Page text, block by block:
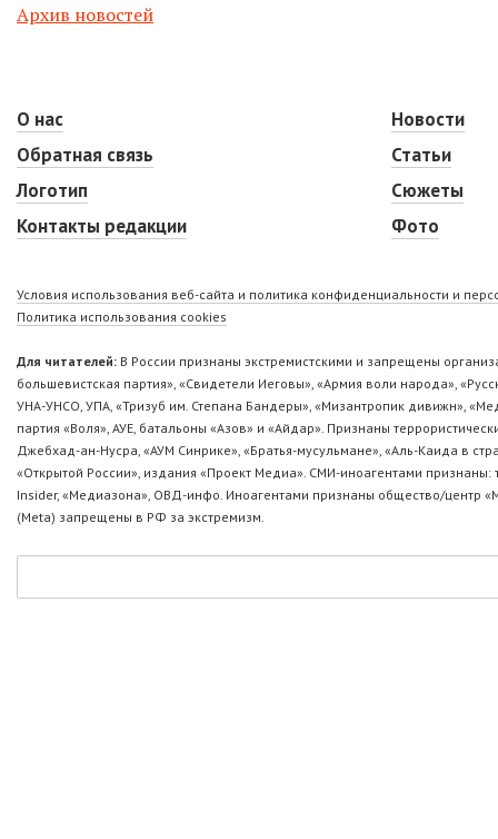
Архив новостей
О нас
Обратная связь
Логотип
Контакты редакции
Новости
Статьи
Сюжеты
Фото
Условия использования веб-сайта и политика конфиденциальности и
Политика использования cookies
Для читателей: В России признаны экстремистскими и запрещены
большевистская партия», «Свидетели Иеговы», «Армия воли народа»,
УНА-УНСО, УПА, «Тризуб им. Степана Бандеры», «Мизантропик дивижн»,
партия «Воля», АУЕ, батальоны «Азов» и «Айдар». Признаны
Джебхад-ан-Нусра, «АУМ Синрике», «Братья-мусульмане», «Аль-Каида в
«Открытой России», издания «Проект Медиа». СМИ-иноагентами
Insider, «Медиазона», ОВД-инфо. Иноагентами признаны общество/центр
(Metа) запрещены в РФ за экстремизм.